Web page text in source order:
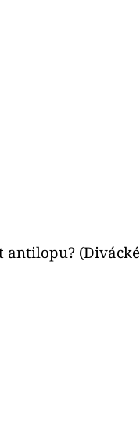
antilopu? (Divácké